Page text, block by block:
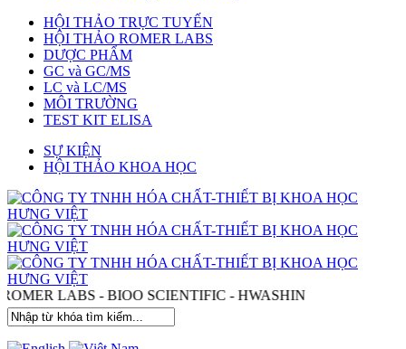
HỘI THẢO TRỰC TUYẾN
HỘI THẢO ROMER LABS
DƯỢC PHẨM
GC và GC/MS
LC và LC/MS
MÔI TRƯỜNG
TEST KIT ELISA
SỰ KIỆN
HỘI THẢO KHOA HỌC
ROMER LABS - BIOO SCIENTIFIC - HWASHIN